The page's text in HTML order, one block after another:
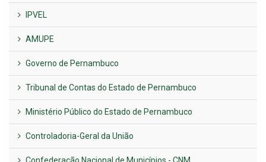
IPVEL
AMUPE
Governo de Pernambuco
Tribunal de Contas do Estado de Pernambuco
Ministério Público do Estado de Pernambuco
Controladoria-Geral da União